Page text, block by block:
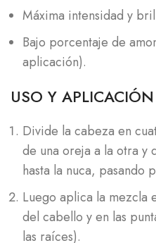
Máxima intensidad y
Bajo porcentaje de
aplicación).
USO Y APLICACIÓN
Divide la cabeza en
de una oreja a la otra y
hasta la nuca, pasando
Luego aplica la mezcla
del cabello y en las
las raíces).